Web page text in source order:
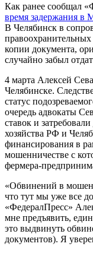
Как ранее сообщал
время задержания в
В Челябинск в
копии документа,
случайно забыл
4 марта Алексей
Челябинске.
статус
очередь адвокаты
ставок и
хозяйства РФ и
финансирования в
мошенничестве с
фермера-
«Обвинений в
что тут мы уже все
«ФедералПресс»
мне предъявить,
это выдвинуть
документов). Я